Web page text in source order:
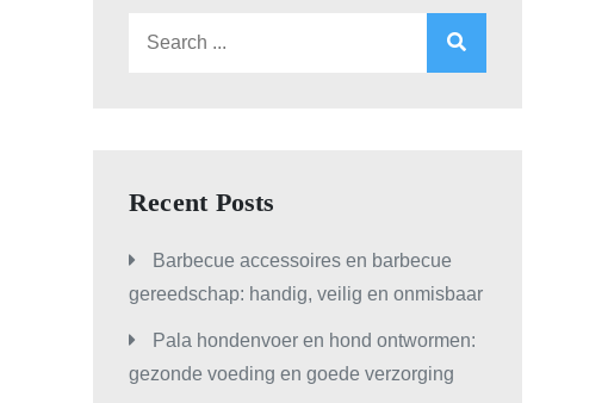
Recent Posts
Barbecue accessoires en barbecue
gereedschap: handig, veilig en onmisbaar
Pala hondenvoer en hond ontwormen:
gezonde voeding en goede verzorging